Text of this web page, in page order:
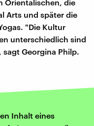
Orientalischen, die
Arts und später die
"Die Kultur
unterschiedlich sind
Georgina Philp.
Inhalt eines